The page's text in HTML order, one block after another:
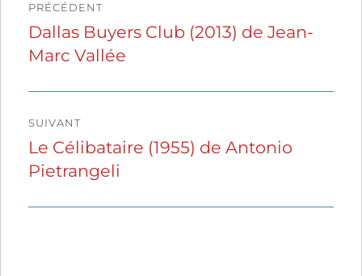
de
l’article
PRÉCÉDENT
Publication
précédente :
Dallas Buyers Club (2013) de Jean-
Marc Vallée
SUIVANT
Publication
suivante :
Le Célibataire (1955) de Antonio
Pietrangeli